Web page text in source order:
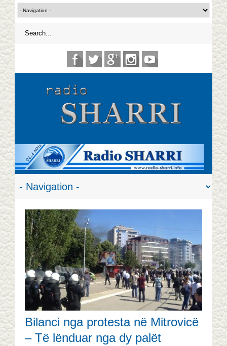
Bilanci nga protesta në Mitrovicë
– Të lënduar nga dy palët